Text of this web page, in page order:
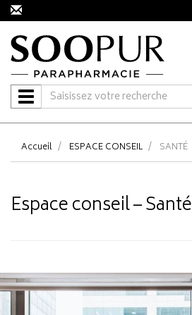
Navigation
Accueil ESPACE CONSEIL SANTÉ
Espace conseil – Santé